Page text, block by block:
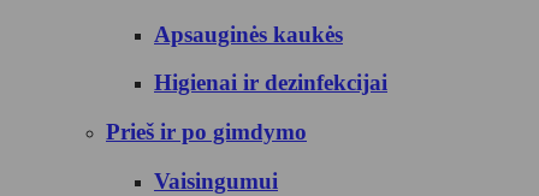
Apsauginės kaukės
Higienai ir dezinfekcijai
Prieš ir po gimdymo
Vaisingumui